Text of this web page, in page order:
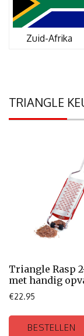
Zuid-Afrika
TRIANGLE
Triangle Rasp
met handig
€22.95
BESTELLEN